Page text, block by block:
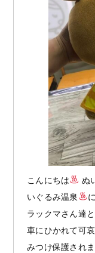
ッ
ト
こんにちは ぬ
いぐるみ温泉
ラックマさん達
車にひかれて可
みつけ保護され